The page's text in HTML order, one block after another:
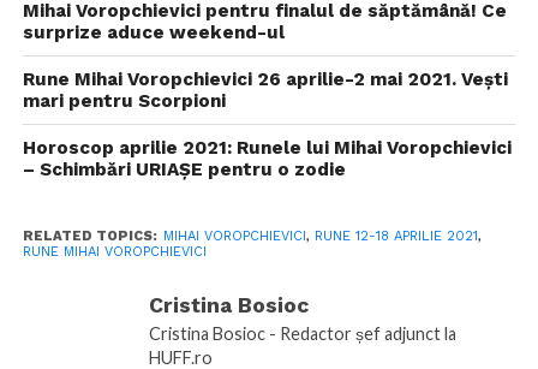
Mihai Voropchievici pentru finalul de săptămână! Ce
surprize aduce weekend-ul
Rune Mihai Voropchievici 26 aprilie-2 mai 2021. Vești
mari pentru Scorpioni
Horoscop aprilie 2021: Runele lui Mihai Voropchievici
– Schimbări URIAȘE pentru o zodie
RELATED TOPICS: MIHAI VOROPCHIEVICI, RUNE 12-18 APRILIE 2021,
RUNE MIHAI VOROPCHIEVICI
Cristina Bosioc
Cristina Bosioc - Redactor șef adjunct la
HUFF.ro